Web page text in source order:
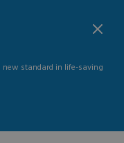
standard in life-saving